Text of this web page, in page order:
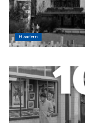
Haarlem